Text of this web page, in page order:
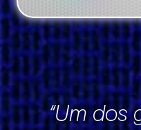
“Um dos